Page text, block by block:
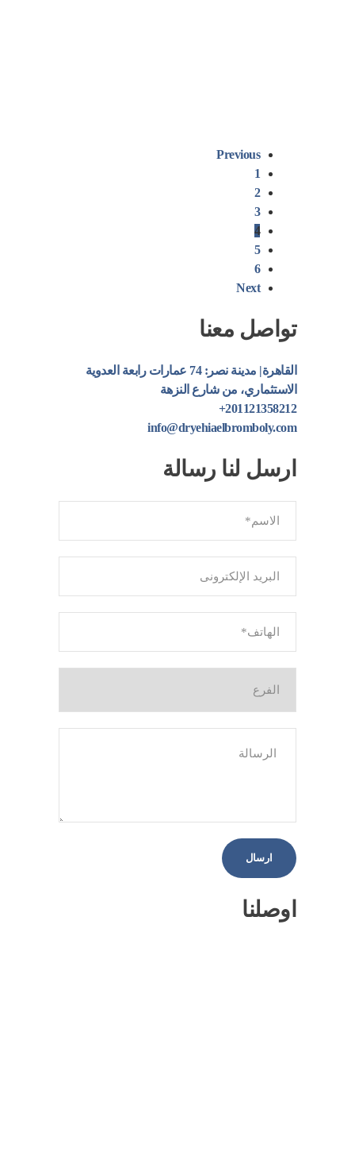
Previous
1
2
3
4
5
6
Next
تواصل معنا
القاهرة| مدينة نصر: 74 عمارات رابعة العدوية
الاستثماري، من شارع النزهة
201121358212+
info@dryehiaelbromboly.com
ارسل لنا رسالة
اوصلنا